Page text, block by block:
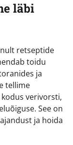
läbi
retseptide
toidu
ja
tellime
verivorsti,
See on
ja hoida